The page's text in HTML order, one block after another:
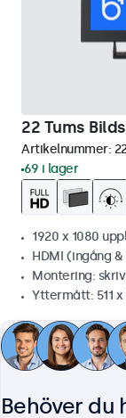
22 Tums
Artikelnummer:
69 i lager
1920 x 1080
HDMI (ingång
Montering:
Yttermått: 511
8 899 kr
11 123,75 kr inkl.
Behöver du